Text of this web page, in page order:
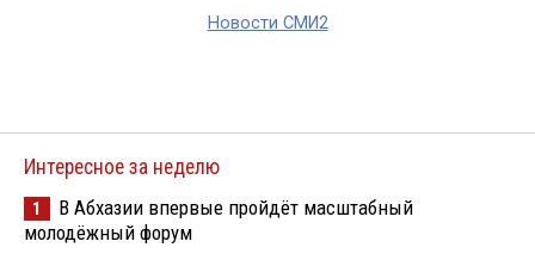
Новости СМИ2
Интересное за неделю
1
В Абхазии впервые пройдёт масштабный
молодёжный форум